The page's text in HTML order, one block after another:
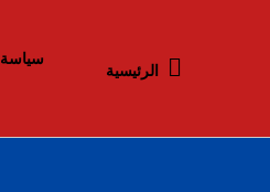
الرئيسية
سياسة